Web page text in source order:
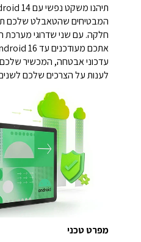
המבטיחים שהטאבלט שלכם
חלקה. עם שני שדרוגי מערכת
עדכוני אבטחה, המכשיר
לענות על הצרכים שלכם
מפרט טכני